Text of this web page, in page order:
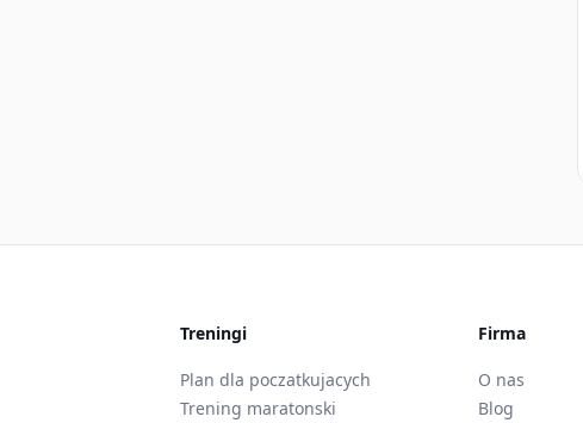
Treningi
Plan dla poczatkujacych
Trening maratonski
Firma
O nas
Blog